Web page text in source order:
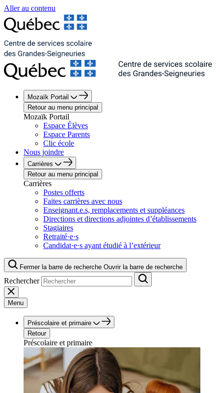
Aller au contenu
Mozaïk Portail
Retour au menu principal
Mozaïk Portail
Espace Élèves
Espace Parents
Clic école
Nous joindre
Carrières
Retour au menu principal
Carrières
Postes offerts
Faites carrières avec nous
Enseignant.e.s, remplacements et suppléances
Directions et directions adjointes d’établissements
Stagiaires
Retraité·e·s
Candidat·e·s ayant étudié à l’extérieur
Fermer la barre de recherche Ouvrir la barre de recherche
Rechercher
Menu
Préscolaire et primaire
Retour
Préscolaire et primaire